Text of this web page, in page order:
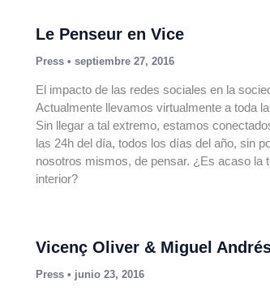
Le Penseur en Vice
Press •septiembre 27, 2016
El impacto de las redes sociales en la
Actualmente llevamos virtualmente a toda
Sin llegar a tal extremo, estamos
las 24h del día, todos los días del año, sin
nosotros mismos, de pensar. ¿Es acaso la
interior?
Vicenç Oliver & Miguel
Press • junio 23, 2016